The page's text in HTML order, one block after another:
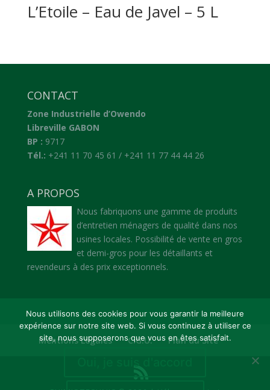
L’Etoile – Eau de Javel – 5 L
CONTACT
Zone Industrielle d’Owendo
Libreville GABON
BP : 9717
Tél.: +241 11 70 45 61 / +241 11 77 44 44 26
A PROPOS
Nous fabriquons une gamme de produits
d’entretien ménagers de qualité dans nos
usines locales. Possibilité de vente en gros
et demi-gros pour les détaillants et
revendeurs à des prix exceptionnels.
Mentions Légales C.G.U. Plan du Site
Nous utilisons des cookies pour vous garantir la meilleure
expérience sur notre site web. Si vous continuez à utiliser ce
site, nous supposerons que vous en êtes satisfait.
Oui, je suis d'accord